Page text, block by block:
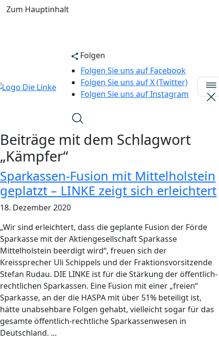
Zum Hauptinhalt
Folgen
Folgen Sie uns auf Facebook
Folgen Sie uns auf X (Twitter)
Folgen Sie uns auf Instagram
Beiträge mit dem Schlagwort
„Kämpfer“
Sparkassen-Fusion mit Mittelholstein
geplatzt – LINKE zeigt sich erleichtert
18. Dezember 2020
„Wir sind erleichtert, dass die geplante Fusion der Förde
Sparkasse mit der Aktiengesellschaft Sparkasse
Mittelholstein beerdigt wird“, freuen sich der
Kreissprecher Uli Schippels und der Fraktionsvorsitzende
Stefan Rudau. DIE LINKE ist für die Stärkung der öffentlich-
rechtlichen Sparkassen. Eine Fusion mit einer „freien“
Sparkasse, an der die HASPA mit über 51% beteiligt ist,
hätte unabsehbare Folgen gehabt, vielleicht sogar für das
gesamte öffentlich-rechtliche Sparkassenwesen in
Deutschland. ...